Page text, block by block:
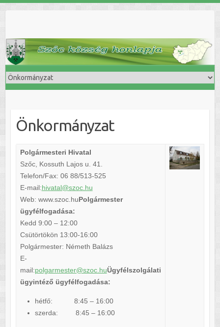
Önkormányzat
Polgármesteri Hivatal
Szőc, Kossuth Lajos u. 41.
Telefon/Fax: 06 88/513-525
E-mail:hivatal@szoc.hu
Web: www.szoc.huPolgármester
ügyfélfogadása:
Kedd 9:00 – 12:00
Csütörtökön 13:00-16:00
Polgármester: Németh Balázs
E-
mail:polgarmester@szoc.huÜgyfélszolgálati
ügyintéző ügyfélfogadása:
hétfő: 8:45 – 16:00
szerda: 8:45 – 16:00